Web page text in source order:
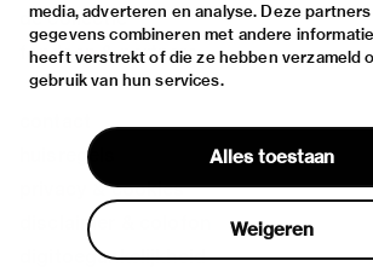
media, adverteren en analyse. Deze
gegevens combineren met andere
heeft verstrekt of die ze hebben verzameld
gebruik van hun services.
Alles toestaan
Weigeren
de collectie
fondsen & partners
huisregels
privacy & cookies
disclaimer & colofon
digitoegankelijkheid